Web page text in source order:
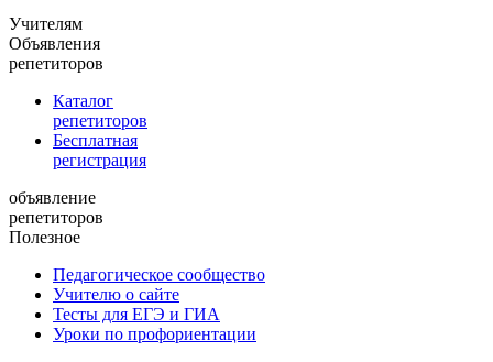
Учителям
Объявления
репетиторов
Каталог
репетиторов
Бесплатная
регистрация
объявление
репетиторов
Полезное
Педагогическое сообщество
Учителю о сайте
Тесты для ЕГЭ и ГИА
Уроки по профориентации